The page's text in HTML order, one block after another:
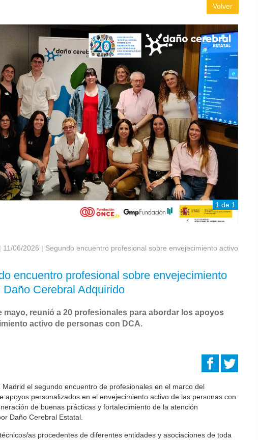
Volver
1 de 1
06/2026 | Segundo encuentro profesional sobre envejecimiento activo
encuentro profesional sobre envejecimiento
Cerebral Adquirido
mayo, reunió a 20 profesionales para abordar los apoyos
activo de personas con DCA.
el segundo encuentro de profesionales en el marco del
apoyos personalizados en el envejecimiento activo de las personas con
de buenas prácticas y fortalecimiento de la atención
Daño Cerebral Estatal.
as procedentes de diferentes entidades y asociaciones de toda